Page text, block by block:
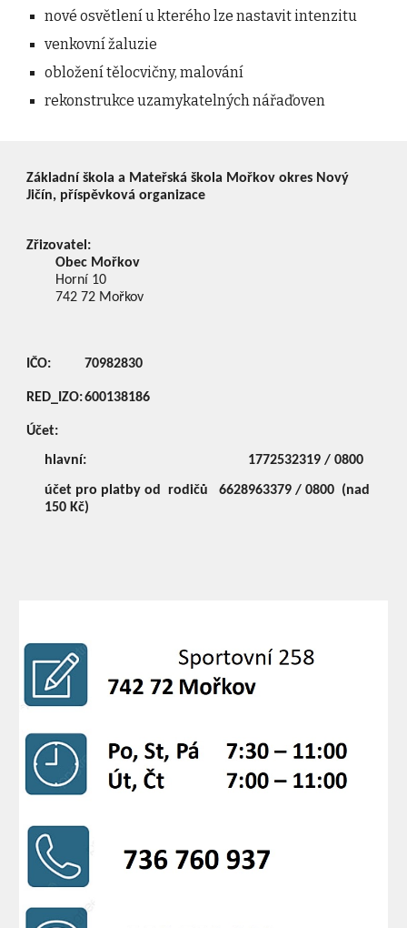
nové osvětlení u kterého lze nastavit intenzitu
venkovní žaluzie
obložení tělocvičny, malování
rekonstrukce uzamykatelných nářaďoven
Základní škola a Mateřská škola Mořkov okres Nový
Jičín, příspěvková organizace
Zřizovatel:
Obec Mořkov
Horní 10
742 72 Mořkov
IČO: 70982830
RED_IZO:600138186
Účet:
hlavní: 1772532319 / 0800
účet pro platby od rodičů
6628963379 / 0800 (nad
150 Kč)